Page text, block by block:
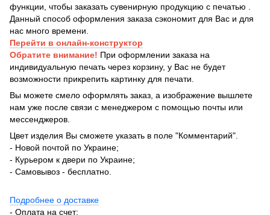
функции, чтобы заказать сувенирную продукцию с печатью .
Данный способ оформления заказа сэкономит для Вас и для
нас много времени.
Перейти в онлайн-конструктор
Обратите внимание! При оформлении заказа на
индивидуальную печать через корзину, у Вас не будет
возможности прикрепить картинку для печати.
Вы можете смело оформлять заказ, а изображение вышлете
нам уже после связи с менеджером с помощью почты или
мессенджеров.
Цвет изделия Вы сможете указать в поле "Комментарий".
- Новой почтой по Украине;
- Курьером к двери по Украине;
- Самовывоз - бесплатно.
Подробнее о доставке
- Оплата на счет;